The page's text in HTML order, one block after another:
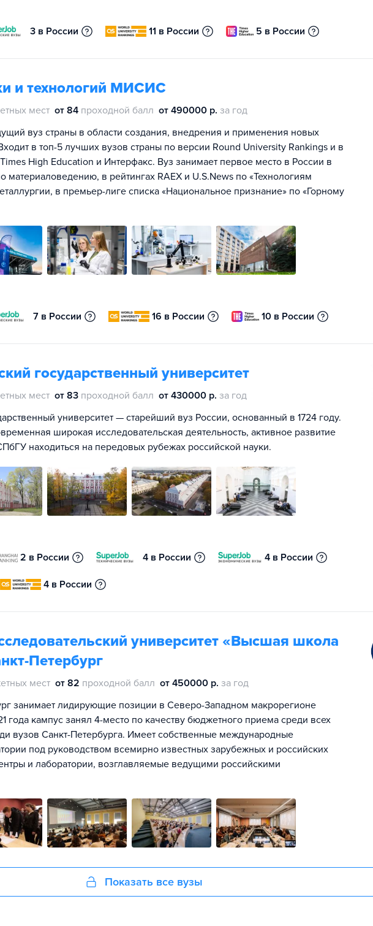
3 в России 11 в России 5 в России
и технологий МИСИС
мест от 84 проходной балл от 490000 р. за год
вуз страны в области создания, внедрения и применения новых
в топ-5 лучших вузов страны по версии Round University Rankings и в
High Education и Интерфакс. Вуз занимает первое место в России в
материаловедению, в рейтингах RAEX и U.S.News по «Технологиям
в премьер-лиге списка «Национальное признание» по «Горному
7 в России 16 в России 10 в России
государственный университет
мест от 83 проходной балл от 430000 р. за год
университет — старейший вуз России, основанный в 1724 году.
широкая исследовательская деятельность, активное развитие
находиться на передовых рубежах российской науки.
2 в России 4 в России 4 в России
4 в России
университет «Высшая школа
Петербург
мест от 82 проходной балл от 450000 р. за год
занимает лидирующие позиции в Северо-Западном макрорегионе
года кампус занял 4-место по качеству бюджетного приема среди всех
вузов Санкт-Петербурга. Имеет собственные международные
под руководством всемирно известных зарубежных и российских
и лаборатории, возглавляемые ведущими российскими
Показать все вузы